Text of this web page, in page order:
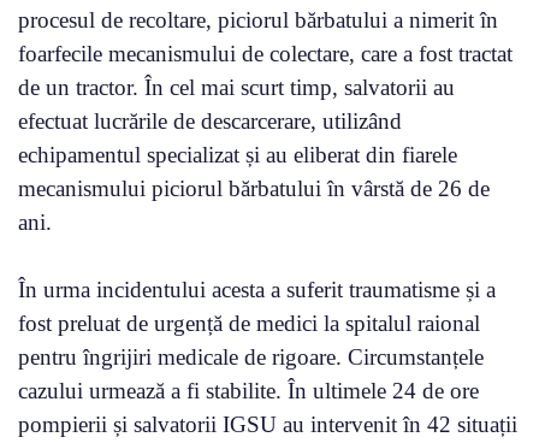
procesul de recoltare, piciorul bărbatului a nimerit în
foarfecile mecanismului de colectare, care a fost tractat
de un tractor. În cel mai scurt timp, salvatorii au
efectuat lucrările de descarcerare, utilizând
echipamentul specializat și au eliberat din fiarele
mecanismului piciorul bărbatului în vârstă de 26 de
ani.
În urma incidentului acesta a suferit traumatisme și a
fost preluat de urgență de medici la spitalul raional
pentru îngrijiri medicale de rigoare. Circumstanțele
cazului urmează a fi stabilite. În ultimele 24 de ore
pompierii și salvatorii IGSU au intervenit în 42 situații